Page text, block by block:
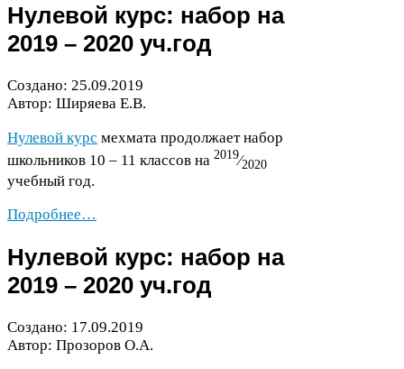
Нулевой курс: набор на
2019 – 2020 уч.год
Создано: 25.09.2019
Автор: Ширяева Е.В.
Нулевой курс мехмата продолжает набор
школьников 10 – 11 классов на 2019⁄2020
учебный год.
Подробнее…
Нулевой курс: набор на
2019 – 2020 уч.год
Создано: 17.09.2019
Автор: Прозоров О.А.